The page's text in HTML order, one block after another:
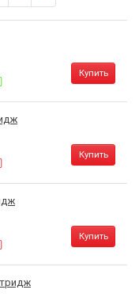
Купить
Купить
Купить